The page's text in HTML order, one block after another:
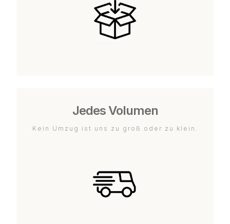
Jedes Volumen
Kein Umzug ist uns zu groß oder zu klein.